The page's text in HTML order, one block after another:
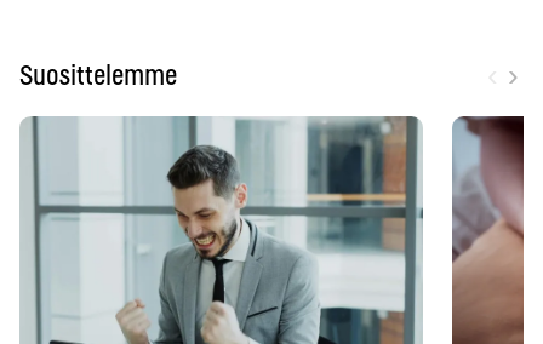
Suosittelemme ›